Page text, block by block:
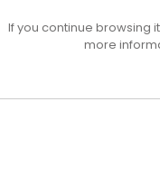
C. de Sant
Horari d'obertura:
al
If you continue browsing
more